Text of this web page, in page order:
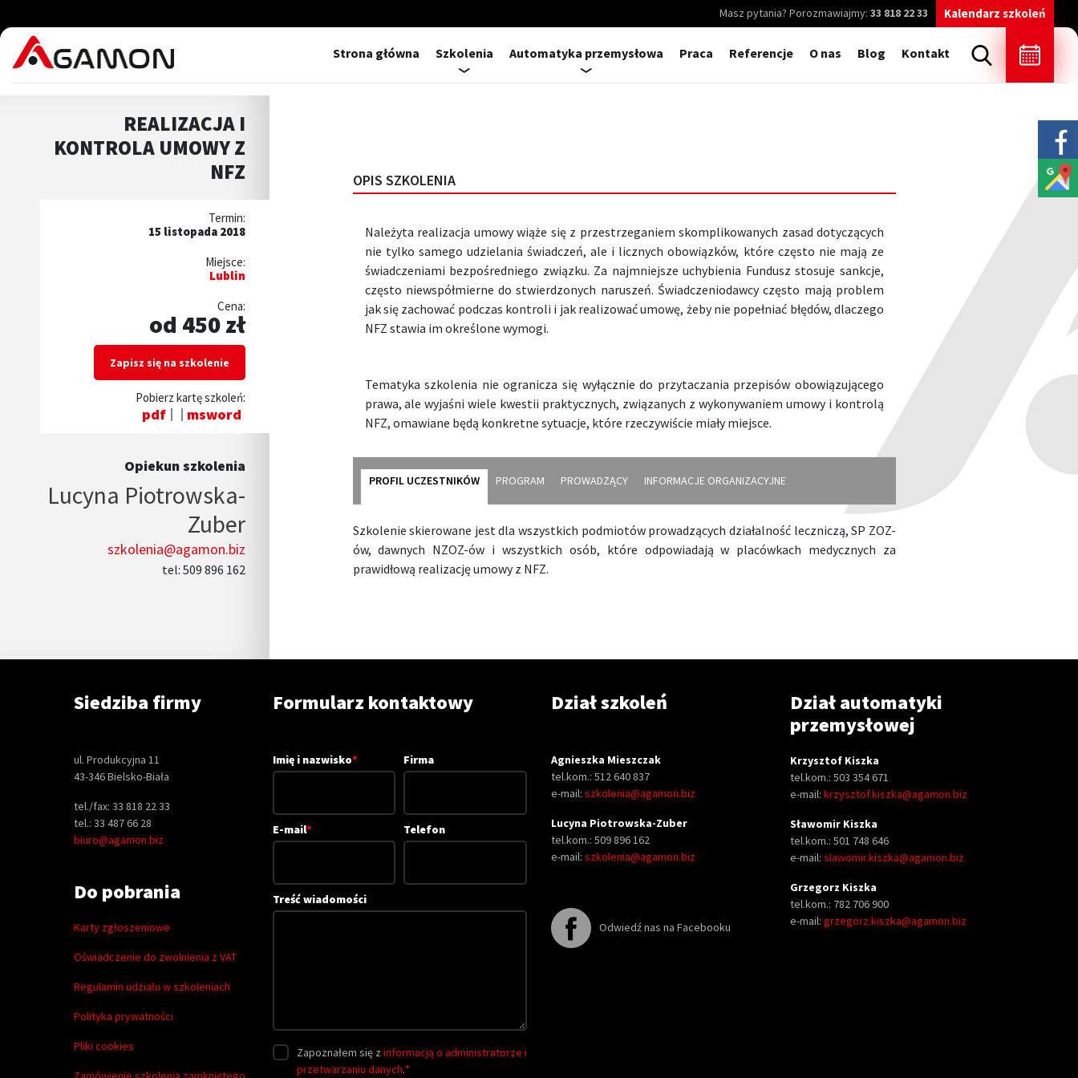
Masz pytania? Porozmawiajmy: 33 818 22 33 Kalendarz szkoleń
Strona główna Szkolenia Automatyka przemysłowa Praca Referencje O nas Blog Kontakt
REALIZACJA I
KONTROLA UMOWY Z
NFZ
Termin:
15 listopada 2018
Miejsce:
Lublin
Cena:
od 450 zł
Zapisz się na szkolenie
Pobierz kartę szkoleń:
pdf msword
Opiekun szkolenia
Lucyna Piotrowska-
Zuber
szkolenia@agamon.biz
tel: 509 896 162
OPIS SZKOLENIA
Należyta realizacja umowy wiąże się z przestrzeganiem skomplikowanych zasad dotyczących
nie tylko samego udzielania świadczeń, ale i licznych obowiązków, które często nie mają ze
świadczeniami bezpośredniego związku. Za najmniejsze uchybienia Fundusz stosuje sankcje,
często niewspółmierne do stwierdzonych naruszeń. Świadczeniodawcy często mają problem
jak się zachować podczas kontroli i jak realizować umowę, żeby nie popełniać błędów, dlaczego
NFZ stawia im określone wymogi.
Tematyka szkolenia nie ogranicza się wyłącznie do przytaczania przepisów obowiązującego
prawa, ale wyjaśni wiele kwestii praktycznych, związanych z wykonywaniem umowy i kontrolą
NFZ, omawiane będą konkretne sytuacje, które rzeczywiście miały miejsce.
PROFIL UCZESTNIKÓW PROGRAM PROWADZĄCY INFORMACJE ORGANIZACYJNE
Szkolenie skierowane jest dla wszystkich podmiotów prowadzących działalność leczniczą, SP ZOZ-
ów, dawnych NZOZ-ów i wszystkich osób, które odpowiadają w placówkach medycznych za
prawidłową realizację umowy z NFZ.
Siedziba firmy
ul. Produkcyjna 11
43-346 Bielsko-Biała
tel./fax: 33 818 22 33
tel.: 33 487 66 28
biuro@agamon.biz
Do pobrania
Karty zgłoszeniowe
Oświadczenie do zwolnienia z VAT
Regulamin udziału w szkoleniach
Polityka prywatności
Pliki cookies
Formularz kontaktowy
Imię i nazwisko* Firma
E-mail* Telefon
Treść wiadomości
Zapoznałem się z informacją o administratorze i
przetwarzaniu danych.*
Dział szkoleń
Agnieszka Mieszczak
tel.kom.: 512 640 837
e-mail: szkolenia@agamon.biz
Lucyna Piotrowska-Zuber
tel.kom.: 509 896 162
e-mail: szkolenia@agamon.biz
Odwiedź nas na Facebooku
Dział automatyki
przemysłowej
Krzysztof Kiszka
tel.kom.: 503 354 671
e-mail: krzysztof.kiszka@agamon.biz
Sławomir Kiszka
tel.kom.: 501 748 646
e-mail: slawomir.kiszka@agamon.biz
Grzegorz Kiszka
tel.kom.: 782 706 900
e-mail: grzegorz.kiszka@agamon.biz